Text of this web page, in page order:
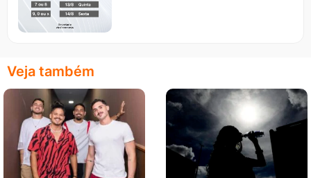
Veja também